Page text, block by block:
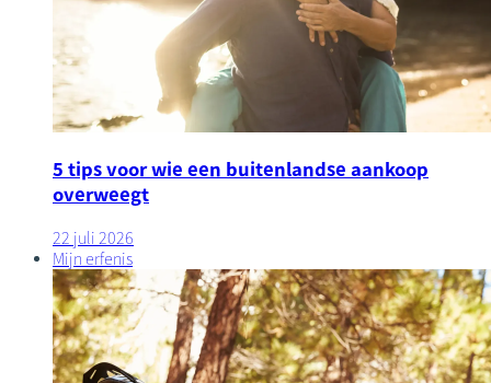
5 tips voor wie een buitenlandse aankoop
overweegt
22 juli 2026
Mijn erfenis